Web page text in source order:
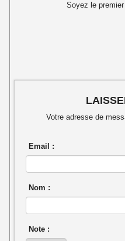
Soyez le
Votre adresse de
Email :
Nom :
Note :